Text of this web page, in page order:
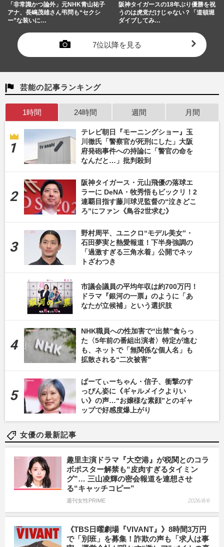
「非常識かつ論外」元NHK青山祐子
アナ、長嶋茂雄さん弔問も“セクシ
ー”な装いに…
阪神タイガースの18年ぶり優勝を祝
うのは虎党だけじゃない？「道頓堀
ダイブしてみ…
7位以降を見る
芸能の記事ランキング
1時間 24時間 週間 月間
テレビ朝日『モーニングショー』玉
川徹氏「警察官が死刑にした」大阪
府発砲事件への持論に「警官の命を
なんだと…」批判殺到
阪神タイガース・元山飛優の落球エ
ラーに DeNA・牧秀悟もビックリ！2
連覇目指す藤川球児監督の“泣きどこ
ろ”にファン《鳥谷2世求む》
野村周平、ユニクロ“モデル美女”・
石田夢実と熱愛報道！下半身強調の
「過激すぎる三角水着」公開でネッ
トざわつき
市議会議員の平均年収は約700万円！
ドラマ『銀河の一票』のように「あ
なたが立候補」という選択肢
NHK職員への性加害で“出禁”食らっ
た〈5年前の番組出演者〉特定が進む
も、ネットで「無関係な個人名」も
拡散される“二次被害”
ぱーてぃーちゃん・信子、衝撃のす
っぴん姿に《ギャルメイクよりい
い》の声…“お嬢様な素顔”とのギャ
ップで好感度爆上がり
女優の最新記事
趣里主演ドラマ『大空港』が税関とのコラ
ボポスター解禁も“皮肉すぎるタイミン
グ”… 三山凌輝の密会報道を連想させ
る“キャッチコピー”
週刊女性PRIME 2026/8/6
《TBS日曜劇場『VIVANT』》8時間3万円
で「別班」を募集！詐欺の声も「求人は事